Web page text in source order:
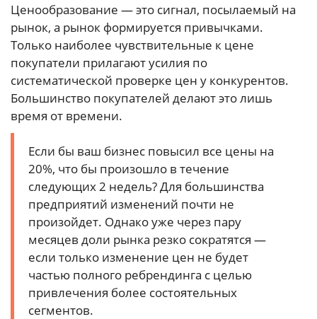
Ценообразование — это сигнал, посылаемый на
рынок, а рынок формируется привычками.
Только наиболее чувствительные к цене
покупатели прилагают усилия по
систематической проверке цен у конкурентов.
Большинство покупателей делают это лишь
время от времени.
Если бы ваш бизнес повысил все цены на
20%, что бы произошло в течение
следующих 2 недель? Для большинства
предприятий изменений почти не
произойдет. Однако уже через пару
месяцев доли рынка резко сократятся —
если только изменение цен не будет
частью полного ребрендинга с целью
привлечения более состоятельных
сегментов.